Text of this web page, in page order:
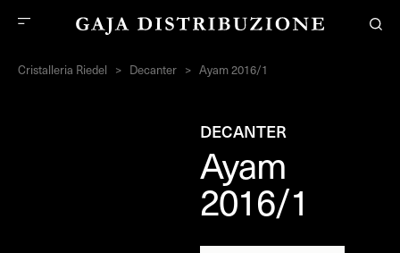
Cristalleria Riedel > Decanter > Ayam 2016/1
DECANTER
Ayam
2016/1